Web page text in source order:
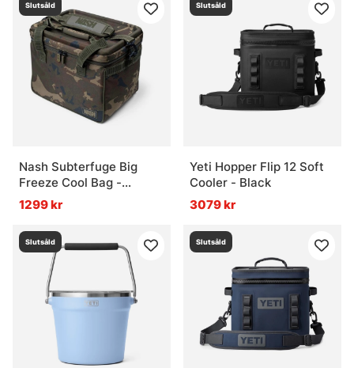
Slutsåld
Nash Subterfuge Big
Freeze Cool Bag -
Medium 35L
1299 kr
Slutsåld
Yeti Hopper Flip 12 Soft
Cooler - Black
3079 kr
Slutsåld Slutsåld